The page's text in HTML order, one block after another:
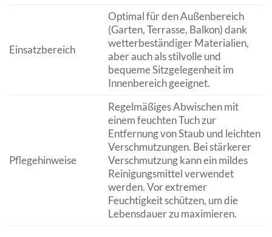
Einsatzbereich
Optimal für den Außenbereich
(Garten, Terrasse, Balkon) dank
wetterbeständiger Materialien,
aber auch als stilvolle und
bequeme Sitzgelegenheit im
Innenbereich geeignet.
Pflegehinweise
Regelmäßiges Abwischen mit
einem feuchten Tuch zur
Entfernung von Staub und leichten
Verschmutzungen. Bei stärkerer
Verschmutzung kann ein mildes
Reinigungsmittel verwendet
werden. Vor extremer
Feuchtigkeit schützen, um die
Lebensdauer zu maximieren.